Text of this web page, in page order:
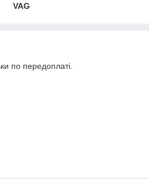
VAG
по передоплаті.